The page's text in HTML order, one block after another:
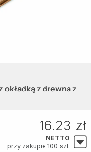
okładką z drewna z
16.23 zł
NETTO
przy zakupie 100 szt.